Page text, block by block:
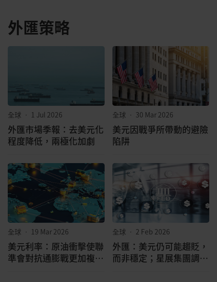
外匯策略
全球 • 1 Jul 2026
外匯市場季報：去美元化
程度降低，兩極化加劇
全球 • 30 Mar 2026
美元因戰爭所帶動的避險
陷阱
全球 • 19 Mar 2026
美元利率：原油衝擊使聯
準會對抗通膨戰更加複雜
全球 • 2 Feb 2026
外匯：美元仍可能趨貶，
而非穩定；星展集團調整